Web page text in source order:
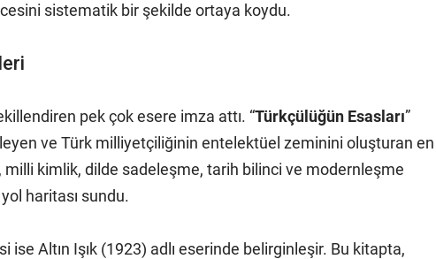
sistematik bir şekilde ortaya koydu.
pek çok esere imza attı. “Türkçülüğün Esasları”
ve Türk milliyetçiliğinin entelektüel zeminini oluşturan en
kimlik, dilde sadeleşme, tarih bilinci ve modernleşme
haritası sundu.
ise Altın Işık (1923) adlı eserinde belirginleşir. Bu kitapta,